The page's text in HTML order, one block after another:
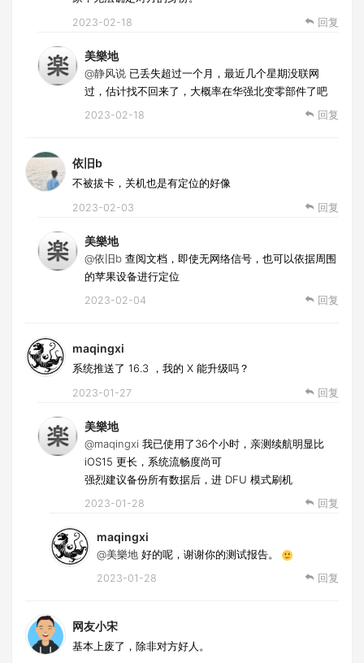
2023-02-18 回复
美樂地
@静风说 已丢失超过一个月，最近几个星期没联网
过，估计找不回来了，大概率在华强北变零部件了吧
2023-02-18 回复
依旧b
不被拔卡，关机也是有定位的好像
2023-02-03 回复
美樂地
@依旧b 查阅文档，即使无网络信号，也可以依据周围
的苹果设备进行定位
2023-02-04 回复
maqingxi
系统推送了 16.3 ，我的 X 能升级吗？
2023-01-27 回复
美樂地
@maqingxi 我已使用了36个小时，亲测续航明显比
iOS15 更长，系统流畅度尚可
强烈建议备份所有数据后，进 DFU 模式刷机
2023-01-28 回复
maqingxi
@美樂地 好的呢，谢谢你的测试报告。
2023-01-28 回复
网友小宋
基本上废了，除非对方好人。